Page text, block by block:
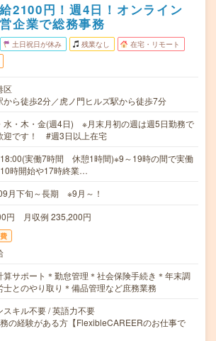
2100円！週4日！オンライン
企業で総務事務
土日祝日が休み 残業なし 在宅・リモート
区
から徒歩2分／虎ノ門ヒルズ駅から徒歩7分
水・木・金(週4日) ※月末月初の週は週5日勤務で
迎です！ #週3日以上在宅
実働7時間 休憩1時間)※9～19時の間で実働
時開始や17時終業…
月下旬～長期 ※9月～！
円 月収例 235,200円
算サポート＊勤怠管理＊社会保険手続き＊年末調
士とのやり取り＊備品管理など庶務業務
スキル不要 / 英語力不要
の経験がある方【FlexibleCAREERのお仕事で